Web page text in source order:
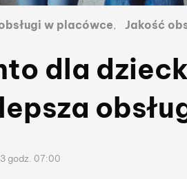
dla
przynależnych
w placówce, Jakość
godz. 07:00